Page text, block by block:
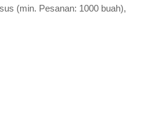
(min. Pesanan: 1000 buah),